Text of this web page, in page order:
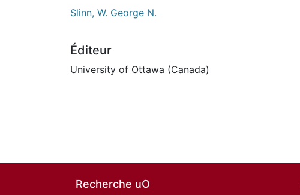
Slinn, W. George N.
Éditeur
University of Ottawa (Canada)
Recherche uO